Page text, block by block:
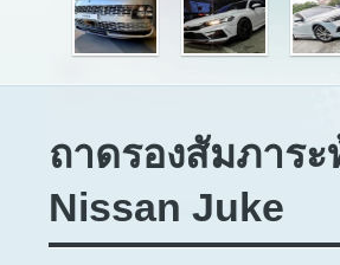
ถาดรองสัมภาระ
Nissan Juke